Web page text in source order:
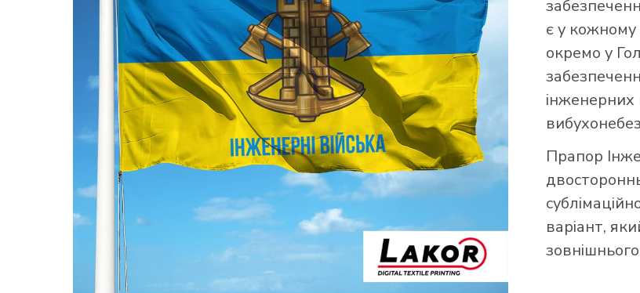
ПРАПОРИ ССО ЗСУ
ПРАПОРИ ІНТЕРНАЦІОНАЛЬНИХ ЛЕГІОНІВ ЗСУ
ПРАПОРИ ДПСУ
ПРАПОРИ МВС ТА НГ УКРАЇНИ
ПРАПОРИ ВИДІВ І СИЛ ЗСУ
ПРАПОРИ КРАЇН СВІТУ
ПРАПОРИ КРАЇН АФРИКИ
ПРАПОРИ МІСТ ТА СІЛ
УКРАЇНИ
ПРАПОРИ МИКОЛАЇВСЬКОЇ ОБЛАСТІ
ПРАПОРИ ПОЛТАВСЬКОЇ ОБЛАСТІ
ПРАПОРИ СУМСЬКОЇ ОБЛАСТІ
ПРАПОРИ ХАРКІВСЬКОЇ ОБЛАСТІ
ПРАПОРИ ХМЕЛЬНИЦЬКОЇ ОБЛАСТІ
ПРАПОРИ ЧЕРНІВЕЦЬКОЇ ОБЛАСТІ
ІСТОРИЧНІ ПРАПОРИ
ПІРАТСЬКІ ПРАПОРИ
АКСЕСУАРИ ТА ФУРНІТУРА
СУВЕНІРИ
є у кожному
окремо у
інженерних
Прапор
варіант,